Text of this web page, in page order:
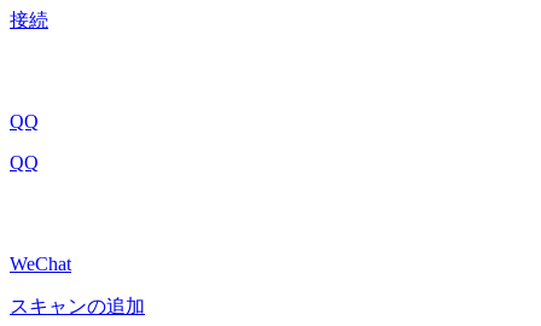
接続
QQ
QQ
WeChat
スキャンの追加